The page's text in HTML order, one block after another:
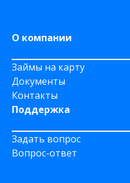
О компании
Займы на карту
Документы
Контакты
Поддержка
Задать вопрос
Вопрос-ответ